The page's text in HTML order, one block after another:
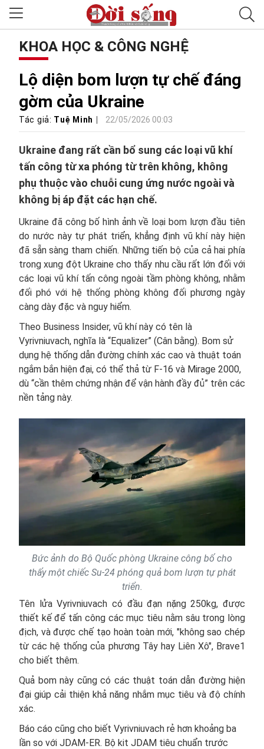
KHOA HỌC & CÔNG NGHỆ
Lộ diện bom lượn tự chế đáng
gờm của Ukraine
Tác giả: Tuệ Minh 22/05/2026 00:03
Ukraine đang rất cần bổ sung các loại vũ khí
tấn công từ xa phóng từ trên không, không
phụ thuộc vào chuỗi cung ứng nước ngoài và
không bị áp đặt các hạn chế.
Ukraine đã công bố hình ảnh về loại bom lượn đầu tiên
do nước này tự phát triển, khẳng định vũ khí này hiện
đã sẵn sàng tham chiến. Những tiến bộ của cả hai phía
trong xung đột Ukraine cho thấy nhu cầu rất lớn đối với
các loại vũ khí tấn công ngoài tầm phòng không, nhằm
đối phó với hệ thống phòng không đối phương ngày
càng dày đặc và nguy hiểm.
Theo Business Insider, vũ khí này có tên là
Vyrivniuvach, nghĩa là “Equalizer” (Cân bằng). Bom sử
dụng hệ thống dẫn đường chính xác cao và thuật toán
ngắm bắn hiện đại, có thể thả từ F-16 và Mirage 2000,
dù “cần thêm chứng nhận để vận hành đầy đủ” trên các
nền tảng này.
Bức ảnh do Bộ Quốc phòng Ukraine công bố cho
thấy một chiếc Su-24 phóng quả bom lượn tự phát
triển.
Tên lửa Vyrivniuvach có đầu đạn nặng 250kg, được
thiết kế để tấn công các mục tiêu nằm sâu trong lòng
địch, và được chế tạo hoàn toàn mới, "không sao chép
từ các hệ thống của phương Tây hay Liên Xô", Brave1
cho biết thêm.
Quả bom này cũng có các thuật toán dẫn đường hiện
đại giúp cải thiện khả năng nhắm mục tiêu và độ chính
xác.
Báo cáo cũng cho biết Vyrivniuvach rẻ hơn khoảng ba
lần so với JDAM-ER. Bộ kit JDAM tiêu chuẩn trước